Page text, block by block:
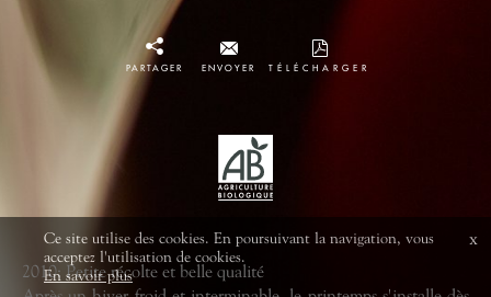
PARTAGER ENVOYER TÉLÉCHARGER
2010: Petite récolte et belle qualité
Ce site utilise des cookies. En poursuivant la navigation, vous
acceptez l'utilisation de cookies.
En savoir plus
x